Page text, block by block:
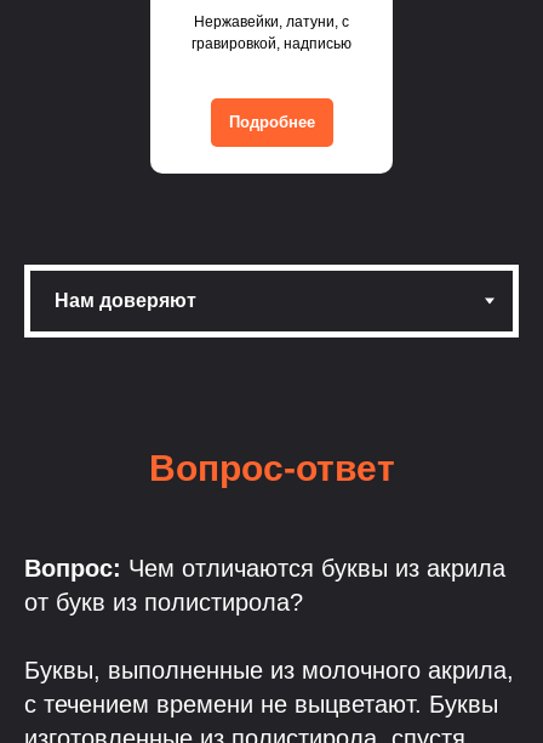
Нержавейки, латуни, с
гравировкой, надписью
Подробнее
Вопрос-ответ
Вопрос: Чем отличаются буквы из акрила
от букв из полистирола?
Буквы, выполненные из молочного акрила,
с течением времени не выцветают. Буквы